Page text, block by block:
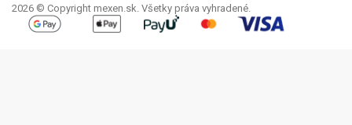
2026 © Copyright mexen.sk. Všetky práva vyhradené.